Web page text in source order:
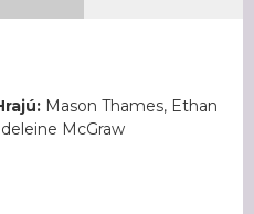
Mason Thames, Ethan
McGraw